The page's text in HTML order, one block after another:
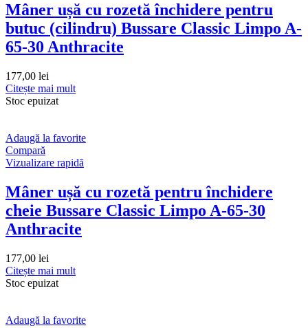
Mâner ușă cu rozetă închidere pentru
butuc (cilindru) Bussare Classic Limpo A-
65-30 Anthracite
177,00 lei
Citește mai mult
Stoc epuizat
Adaugă la favorite
Compară
Vizualizare rapidă
Mâner ușă cu rozetă pentru închidere
cheie Bussare Classic Limpo A-65-30
Anthracite
177,00 lei
Citește mai mult
Stoc epuizat
Adaugă la favorite